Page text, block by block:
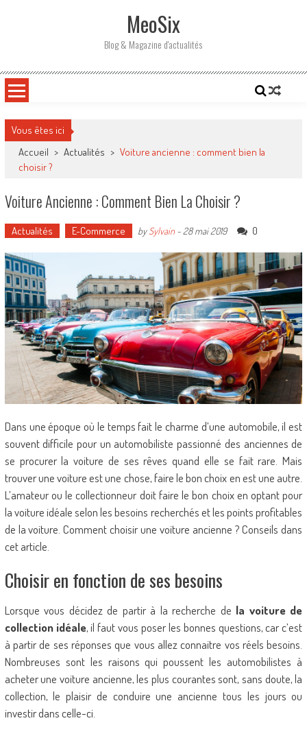
MeoSix
Blog & Magazine d'actualités
Vous êtes ici
Accueil > Actualités > Voiture ancienne : comment bien la
choisir ?
Voiture Ancienne : Comment Bien La Choisir ?
Actualités E-Commerce bySylvain- 28 mai 2019 0
Dans une époque où le temps fait le charme d’une automobile, il est
souvent difficile pour un automobiliste passionné des anciennes de
se procurer la voiture de ses rêves quand elle se fait rare. Mais
trouver une voiture est une chose, faire le bon choix en est une autre.
L’amateur ou le collectionneur doit faire le bon choix en optant pour
la voiture idéale selon les besoins recherchés et les points profitables
de la voiture. Comment choisir une voiture ancienne ? Conseils dans
cet article.
Choisir en fonction de ses besoins
Lorsque vous décidez de partir à la recherche de la voiture de
collection idéale, il faut vous poser les bonnes questions, car c’est
à partir de ses réponses que vous allez connaitre vos réels besoins.
Nombreuses sont les raisons qui poussent les automobilistes à
acheter une voiture ancienne, les plus courantes sont, sans doute, la
collection, le plaisir de conduire une ancienne tous les jours ou
investir dans celle-ci.